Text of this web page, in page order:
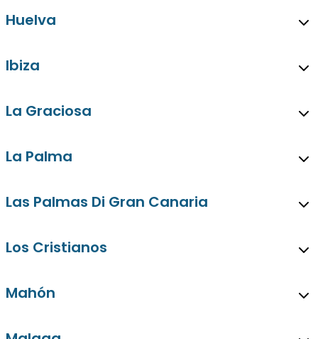
Huelva
Ibiza
La Graciosa
La Palma
Las Palmas Di Gran Canaria
Los Cristianos
Mahón